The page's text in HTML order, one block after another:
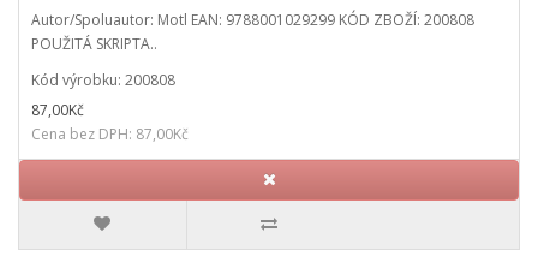
Autor/Spoluautor: Motl EAN: 9788001029299 KÓD ZBOŽÍ: 200808
POUŽITÁ SKRIPTA..
Kód výrobku: 200808
87,00Kč
Cena bez DPH: 87,00Kč